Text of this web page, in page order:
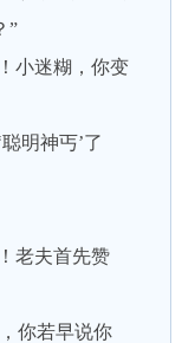
”
小迷糊，你变
明神丐’了
老夫首先赞
你若早说你